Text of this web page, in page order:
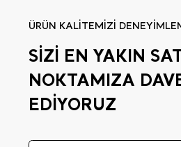
ÜRÜN KALİTEMİZİ
SİZİ EN YAKIN
NOKTAMIZA
EDİYORUZ